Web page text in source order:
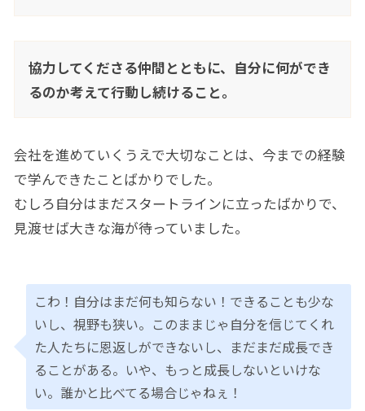
協力してくださる仲間とともに、自分に何ができ
るのか考えて行動し続けること。
会社を進めていくうえで大切なことは、今までの経験
で学んできたことばかりでした。
むしろ自分はまだスタートラインに立ったばかりで、
見渡せば大きな海が待っていました。
こわ！自分はまだ何も知らない！できることも少な
いし、視野も狭い。このままじゃ自分を信じてくれ
た人たちに恩返しができないし、まだまだ成長でき
ることがある。いや、もっと成長しないといけな
い。誰かと比べてる場合じゃねぇ！